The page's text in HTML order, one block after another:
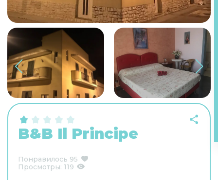
B&B Il Principe
Понравилось 95
Просмотры: 119